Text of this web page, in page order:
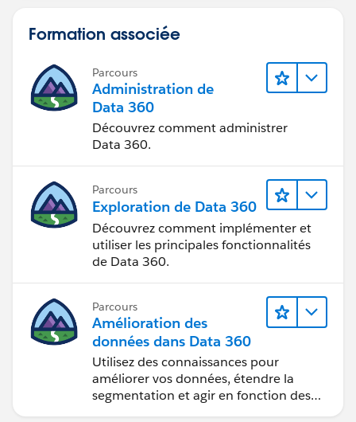
Formation associée
Parcours
Administration de
Data 360
Découvrez comment administrer
Data 360.
Parcours
Exploration de Data 360
Découvrez comment implémenter et
utiliser les principales fonctionnalités
de Data 360.
Parcours
Amélioration des
données dans Data 360
Utilisez des connaissances pour
améliorer vos données, étendre la
segmentation et agir en fonction des
données.